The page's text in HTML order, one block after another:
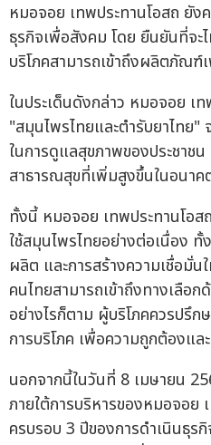
หมอจอย เทพประทานโอสถ ยั
ธุรกิจเพื่อสังคม โดย ยืนยันที่จะ
บริโภคสามารถเข้าถึงผลิตภัณฑ์
ในประเด็นดังกล่าว หมอจอย เท
"สมุนไพรไทยและตำรับยาไทย
ในการดูแลสุขภาพของประชาช
สาธารณสุขที่เพิ่มสูงขึ้นในอนาค
ทั้งนี้ หมอจอย เทพประทานโอ
ใช้สมุนไพรไทยอย่างต่อเนื่อง
ผลิต และการสร้างความเชื่อมั่น
คนไทยสามารถเข้าถึงทางเลือ
อย่างไรก็ตาม ผู้บริโภคควรปรึ
การบริโภค เพื่อความถูกต้องแ
นอกจากนี้ในวันที่ 8 เมษายน
ภายใต้การบริหารของหมอจอย
ครบรอบ 3 ปีของการดำเนินธุ